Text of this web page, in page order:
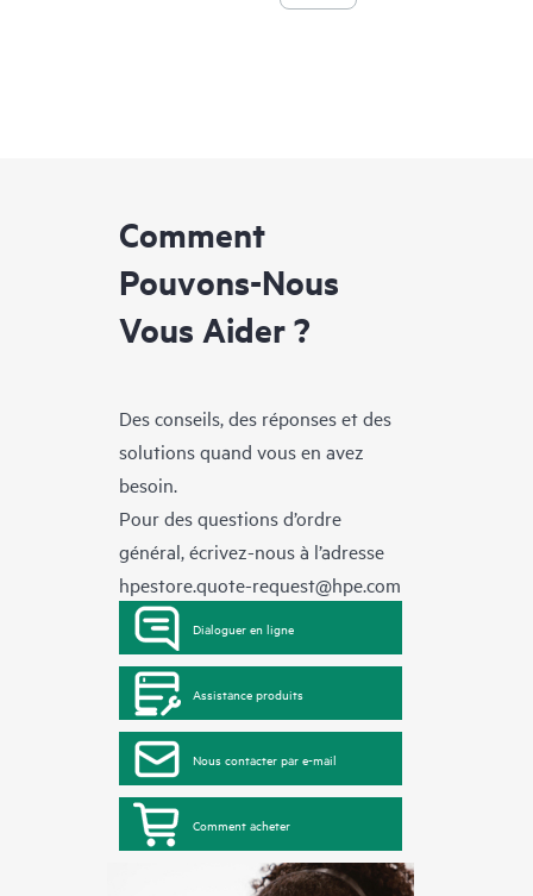
Comment
Pouvons-Nous
Vous Aider ?
Des conseils, des réponses et des
solutions quand vous en avez
besoin.
Pour des questions d’ordre
général, écrivez-nous à l’adresse
hpestore.quote-request@hpe.com
Dialoguer en ligne
Assistance produits
Nous contacter par e-mail
Comment acheter